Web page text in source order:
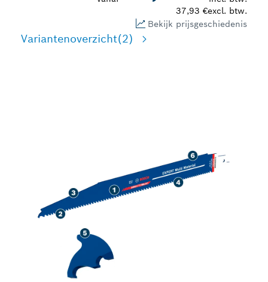
37,93 €excl. btw.
Bekijk prijsgeschiedenis
Variantenoverzicht(2)